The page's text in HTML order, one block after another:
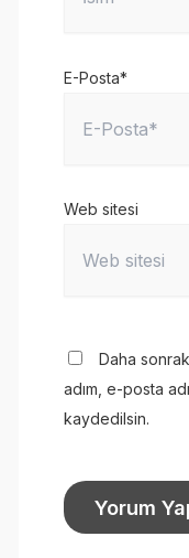
E-Posta*
Web sitesi
Daha
adım, e-posta
kaydedilsin.